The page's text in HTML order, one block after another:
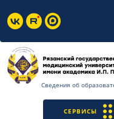
Сведения об
СЕРВИСЫ